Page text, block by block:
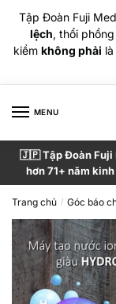
Tập Đoàn Fuji
lệch, thổi
kiềm không phải
MENU
🇯🇵 Tập Đoàn Fuji
hơn 71+ năm
Trang chủ / Góc báo